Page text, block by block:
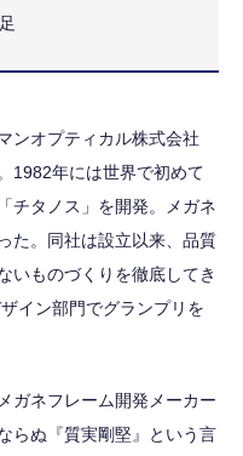
ンオプティカル株式会社
1982年には世界で初めて
チタノス」を開発。メガネ
た。同社は設立以来、品質
いものづくりを徹底してき
イン部門でグランプリを
ガネフレーム開発メーカー
らぬ『質実剛堅』という言